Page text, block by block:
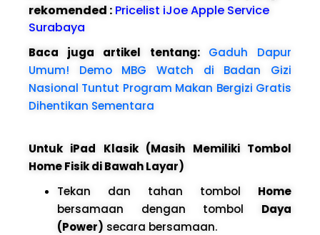
rekomended : Pricelist iJoe Apple Service
Surabaya
Baca juga artikel tentang: Gaduh Dapur
Umum! Demo MBG Watch di Badan Gizi
Nasional Tuntut Program Makan Bergizi Gratis
Dihentikan Sementara
Untuk iPad Klasik (Masih Memiliki Tombol
Home Fisik di Bawah Layar)
Tekan dan tahan tombol Home
bersamaan dengan tombol Daya
(Power) secara bersamaan.